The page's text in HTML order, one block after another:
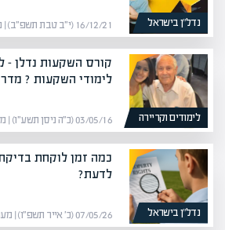
נדל”ן בישראל 16/12/21 (י״ב טבת תשפ״ב) | מערכת אפיק
לימודים וקריירה
קורס השקעות נדלן –
לימודי השקעות ?
03/05/16 (כ״ה ניסן תשע״ו) | מערכת אפיק
נדל”ן בישראל
כמה זמן לוקחת
לדעת?
07/05/26 (כ׳ אייר תשפ״ו) | מערכת אפיק